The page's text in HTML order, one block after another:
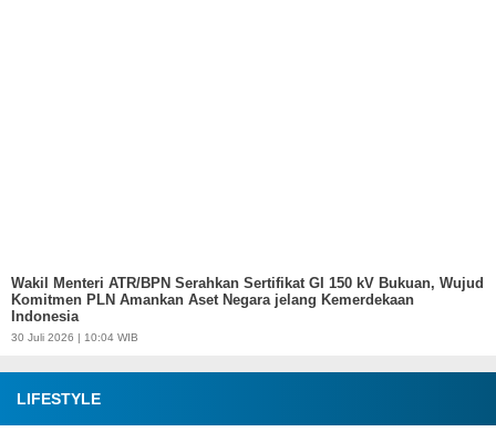
Wakil Menteri ATR/BPN Serahkan Sertifikat GI 150 kV Bukuan, Wujud
Komitmen PLN Amankan Aset Negara jelang Kemerdekaan
Indonesia
30 Juli 2026 | 10:04 WIB
LIFESTYLE